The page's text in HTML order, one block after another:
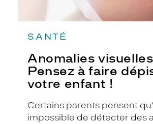
SANTÉ
Anomalies
Pensez à faire
votre enfant !
Certains parents pensent
impossible de détecter des